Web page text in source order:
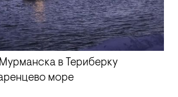
в Териберку
море